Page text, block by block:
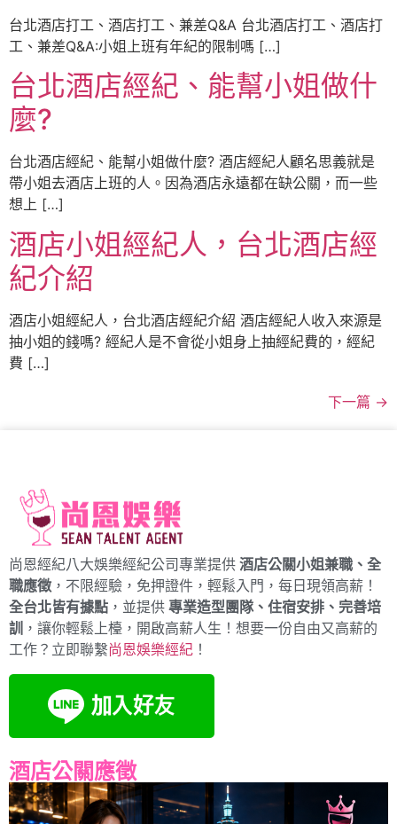
台北酒店打工、酒店打工、兼差Q&A 台北酒店打工、酒店打
工、兼差Q&A:小姐上班有年紀的限制嗎 […]
台北酒店經紀、能幫小姐做什
麼?
台北酒店經紀、能幫小姐做什麼? 酒店經紀人顧名思義就是
帶小姐去酒店上班的人。因為酒店永遠都在缺公關，而一些
想上 […]
酒店小姐經紀人，台北酒店經
紀介紹
酒店小姐經紀人，台北酒店經紀介紹 酒店經紀人收入來源是
抽小姐的錢嗎? 經紀人是不會從小姐身上抽經紀費的，經紀
費 […]
下一篇 →
尚恩經紀八大娛樂經紀公司專業提供 酒店公關小姐兼職、全
職應徵 ，不限經驗，免押證件，輕鬆入門，每日現領高薪！
全台北皆有據點 ，並提供 專業造型團隊、住宿安排、完善培
訓
，讓你輕鬆上檯，開啟高薪人生！想要一份自由又高薪的
工作？立即聯繫尚恩娛樂經紀 ！
酒店公關應徵